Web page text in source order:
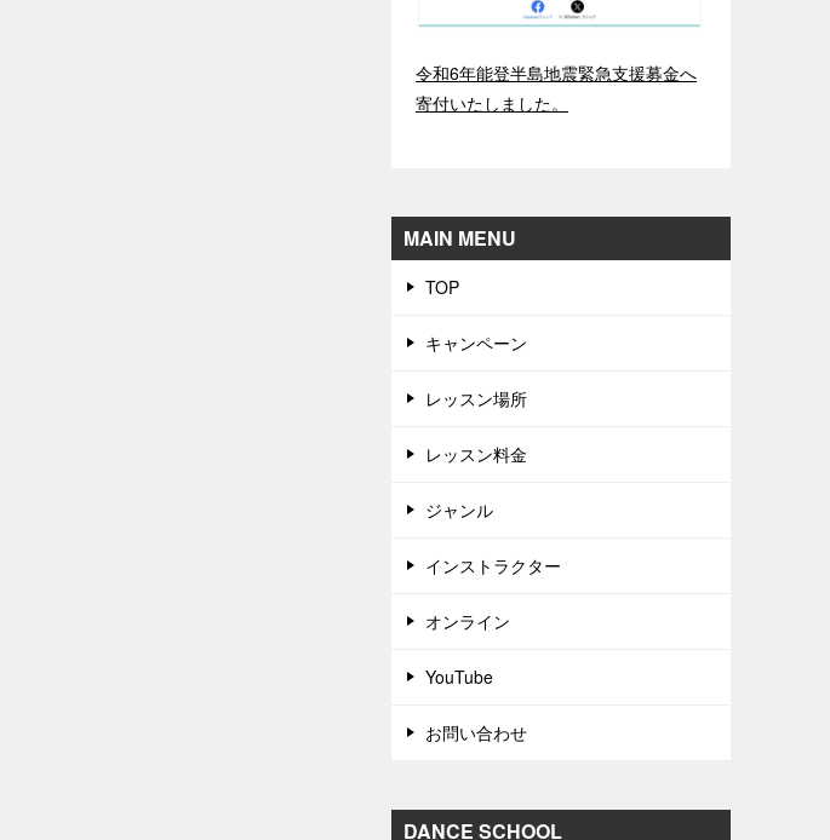
令和6年能登半島地震緊急支援募金へ
寄付いたしました。
MAIN MENU
TOP
キャンペーン
レッスン場所
レッスン料金
ジャンル
インストラクター
オンライン
YouTube
お問い合わせ
DANCE SCHOOL